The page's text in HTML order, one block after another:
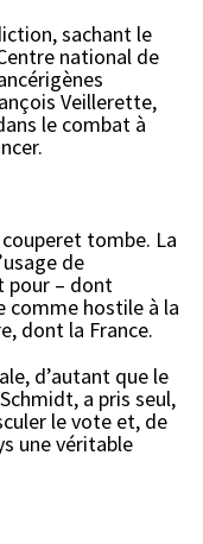
sachant le
national de
Veillerette,
le combat à
tombe. La
de
pour – dont
comme hostile à la
dont la France.
d’autant que le
a pris seul,
le vote et, de
une véritable